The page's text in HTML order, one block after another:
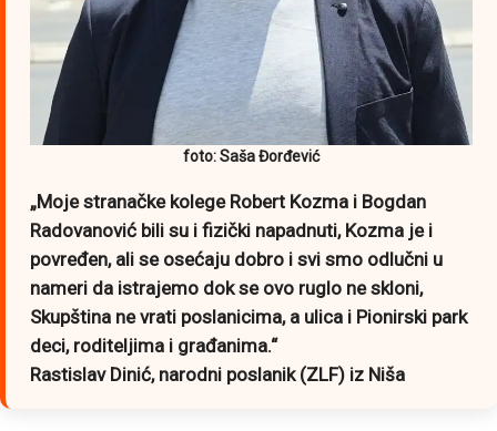
foto: Saša Đorđević
„Moje stranačke kolege Robert Kozma i Bogdan
Radovanović bili su i fizički napadnuti, Kozma je i
povređen, ali se osećaju dobro i svi smo odlučni u
nameri da istrajemo dok se ovo ruglo ne skloni,
Skupština ne vrati poslanicima, a ulica i Pionirski park
deci, roditeljima i građanima.“
Rastislav Dinić, narodni poslanik (ZLF) iz Niša